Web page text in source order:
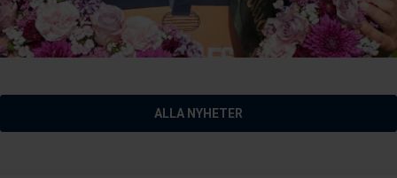
ALLA NYHETER